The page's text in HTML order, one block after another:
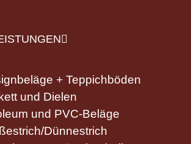
+ Teppichböden
und Dielen
und PVC-Beläge
Dünnestrich